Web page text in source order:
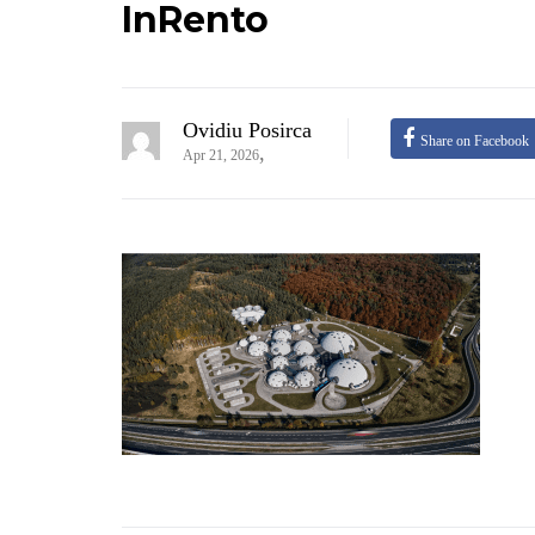
InRento
Ovidiu Posirca
Apr 21, 2026, Share on Facebook